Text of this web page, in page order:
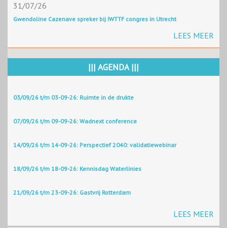
31/07/26
Gwendoline Cazenave spreker bij IWTTF congres in Utrecht
LEES MEER
||| AGENDA |||
03/09/26 t/m 03-09-26: Ruimte in de drukte
07/09/26 t/m 09-09-26: Wadnext conference
14/09/26 t/m 14-09-26: Perspectief 2040: validatiewebinar
18/09/26 t/m 18-09-26: Kennisdag Waterlinies
21/09/26 t/m 23-09-26: Gastvrij Rotterdam
LEES MEER